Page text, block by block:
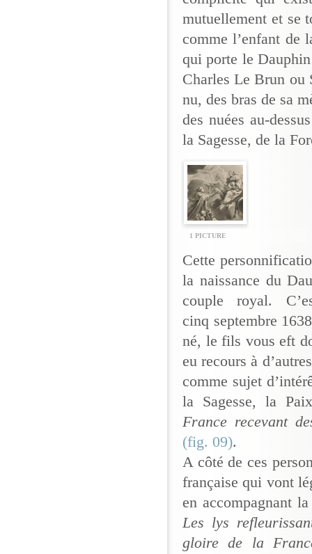
mutuellement et se
comme l’enfant de
qui porte le
Charles Le Brun ou
nu, des bras de sa
des nuées au-
la Sagesse, de la
1 PICTURE
Cette
la naissance du
couple royal.
cinq septembre
né, le fils vous eft
eu recours à
comme sujet
la Sagesse, la
France recevant
(fig. 09).
A côté de ces
française qui vont
en accompagnant
Les lys
gloire de la